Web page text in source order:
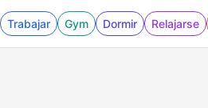
Trabajar Gym Dormir Relajarse